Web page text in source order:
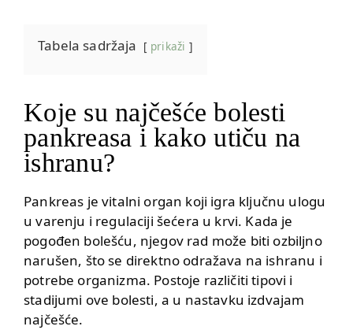
Tabela sadržaja prikaži
Koje su najčešće bolesti
pankreasa i kako utiču na
ishranu?
Pankreas je vitalni organ koji igra ključnu ulogu
u varenju i regulaciji šećera u krvi. Kada je
pogođen bolešću, njegov rad može biti ozbiljno
narušen, što se direktno odražava na ishranu i
potrebe organizma. Postoje različiti tipovi i
stadijumi ove bolesti, a u nastavku izdvajam
najčešće.